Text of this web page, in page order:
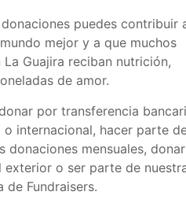
puedes contribuir
mejor y a que muchos
La Guajira reciban nutrición,
de amor.
por transferencia
o internacional, hacer parte
donaciones mensuales, donar
exterior o ser parte de
de Fundraisers.